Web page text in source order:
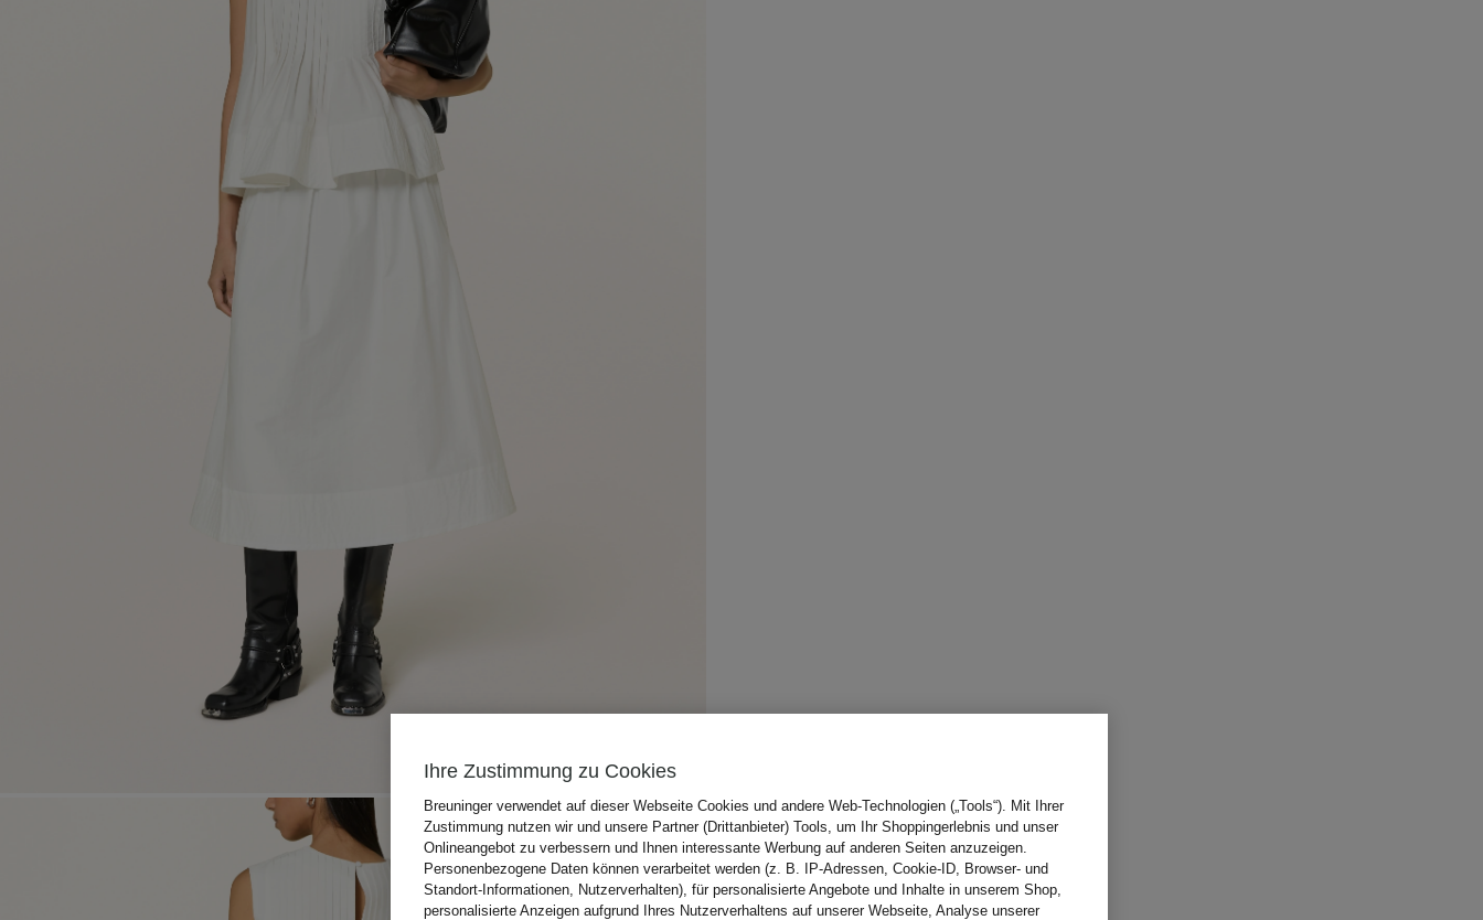
Ihre Zustimmung zu Cookies
Breuninger verwendet auf dieser Webseite Cookies und andere Web-Technologien („Tools“). Mit Ihrer
Zustimmung nutzen wir und unsere Partner (Drittanbieter) Tools, um Ihr Shoppingerlebnis und unser
Onlineangebot zu verbessern und Ihnen interessante Werbung auf anderen Seiten anzuzeigen.
Personenbezogene Daten können verarbeitet werden (z. B. IP-Adressen, Cookie-ID, Browser- und
Standort-Informationen, Nutzerverhalten), für personalisierte Angebote und Inhalte in unserem Shop,
personalisierte Anzeigen aufgrund Ihres Nutzerverhaltens auf unserer Webseite, Analyse unserer